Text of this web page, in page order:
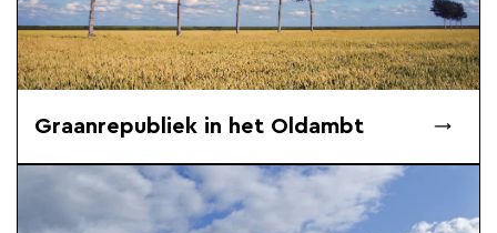
Graanrepubliek in het Oldambt